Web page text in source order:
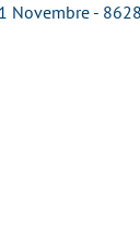
Novembre -